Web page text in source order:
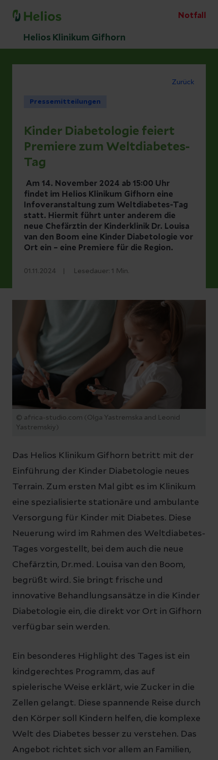
Notfall
Helios Klinikum Gifhorn
Zurück
Pressemitteilungen
Kinder Diabetologie feiert
Premiere zum Weltdiabetes-
Tag
Am 14. November 2024 ab 15:00 Uhr
findet im Helios Klinikum Gifhorn eine
Infoveranstaltung zum Weltdiabetes-Tag
statt. Hiermit führt unter anderem die
neue Chefärztin der Kinderklinik Dr. Louisa
van den Boom eine Kinder Diabetologie vor
Ort ein – eine Premiere für die Region.
01.11.2024 Lesedauer: 1 Min.
© africa-studio.com (Olga Yastremska and Leonid
Yastremskiy)
Das Helios Klinikum Gifhorn betritt mit der
Einführung der Kinder Diabetologie neues
Terrain. Zum ersten Mal gibt es im Klinikum
eine spezialisierte stationäre und ambulante
Versorgung für Kinder mit Diabetes. Diese
Neuerung wird im Rahmen des Weltdiabetes-
Tages vorgestellt, bei dem auch die neue
Chefärztin, Dr.med. Louisa van den Boom,
begrüßt wird. Sie bringt frische und
innovative Behandlungsansätze in die Kinder
Diabetologie ein, die direkt vor Ort in Gifhorn
verfügbar sein werden.
Ein besonderes Highlight des Tages ist ein
kindgerechtes Programm, das auf
spielerische Weise erklärt, wie Zucker in die
Zellen gelangt. Diese spannende Reise durch
den Körper soll Kindern helfen, die komplexe
Welt des Diabetes besser zu verstehen. Das
Angebot richtet sich vor allem an Familien,